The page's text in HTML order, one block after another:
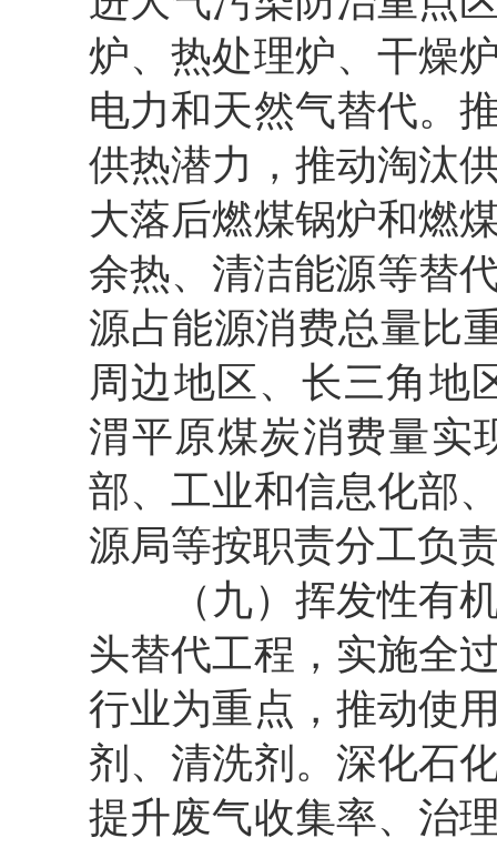
炉、热处理炉、干燥
电力和天然气替代。
供热潜力，推动淘汰
大落后燃煤锅炉和燃
余热、清洁能源等替
源占能源消费总量比
周边地区、长三角地
渭平原煤炭消费量实
部、工业和信息化部
源局等按职责分工负
（九）挥发性有机
头替代工程，实施全
行业为重点，推动使
剂、清洗剂。深化石
提升废气收集率、治